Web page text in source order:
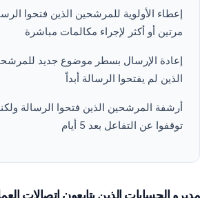
إعطاء الأولوية للمرشحين الذين فتحوا
مرتين أو أكثر لإجراء مكالمات مباشرة
إعادة الإرسال بسطر موضوع جديد
الذين لم يفتحوا الرسالة أبداً
أرشفة المرشحين الذين فتحوا الرسالة
توقفوا عن التفاعل بعد 5 أيام